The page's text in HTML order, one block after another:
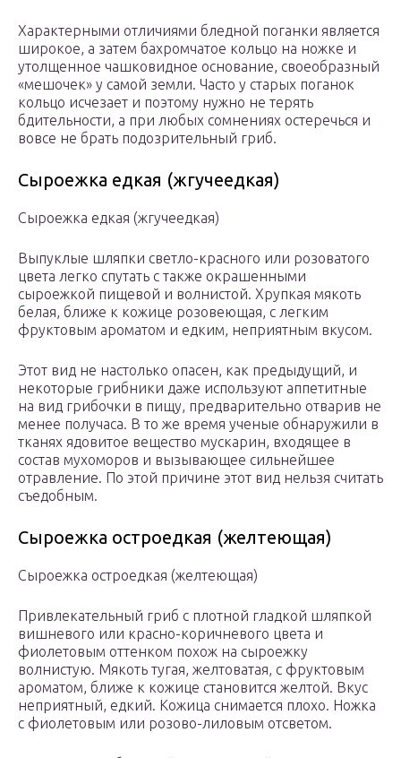
Характерными отличиями бледной поганки является
широкое, а затем бахромчатое кольцо на ножке и
утолщенное чашковидное основание, своеобразный
«мешочек» у самой земли. Часто у старых поганок
кольцо исчезает и поэтому нужно не терять
бдительности, а при любых сомнениях остеречься и
вовсе не брать подозрительный гриб.
Сыроежка едкая (жгучеедкая)
Сыроежка едкая (жгучеедкая)
Выпуклые шляпки светло-красного или розоватого
цвета легко спутать с также окрашенными
сыроежкой пищевой и волнистой. Хрупкая мякоть
белая, ближе к кожице розовеющая, с легким
фруктовым ароматом и едким, неприятным вкусом.
Этот вид не настолько опасен, как предыдущий, и
некоторые грибники даже используют аппетитные
на вид грибочки в пищу, предварительно отварив не
менее получаса. В то же время ученые обнаружили в
тканях ядовитое вещество мускарин, входящее в
состав мухоморов и вызывающее сильнейшее
отравление. По этой причине этот вид нельзя считать
съедобным.
Сыроежка остроедкая (желтеющая)
Сыроежка остроедкая (желтеющая)
Привлекательный гриб с плотной гладкой шляпкой
вишневого или красно-коричневого цвета и
фиолетовым оттенком похож на сыроежку
волнистую. Мякоть тугая, желтоватая, с фруктовым
ароматом, ближе к кожице становится желтой. Вкус
неприятный, едкий. Кожица снимается плохо. Ножка
с фиолетовым или розово-лиловым отсветом.